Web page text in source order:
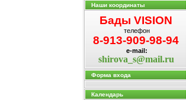
Наши координаты
Бады VISION
телефон
8-913-909-98-94
e-mail:
shirova_s@mail.ru
Форма входа
Календарь